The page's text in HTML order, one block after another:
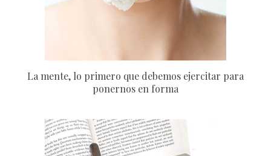
La mente, lo primero que debemos ejercitar para
ponernos en forma